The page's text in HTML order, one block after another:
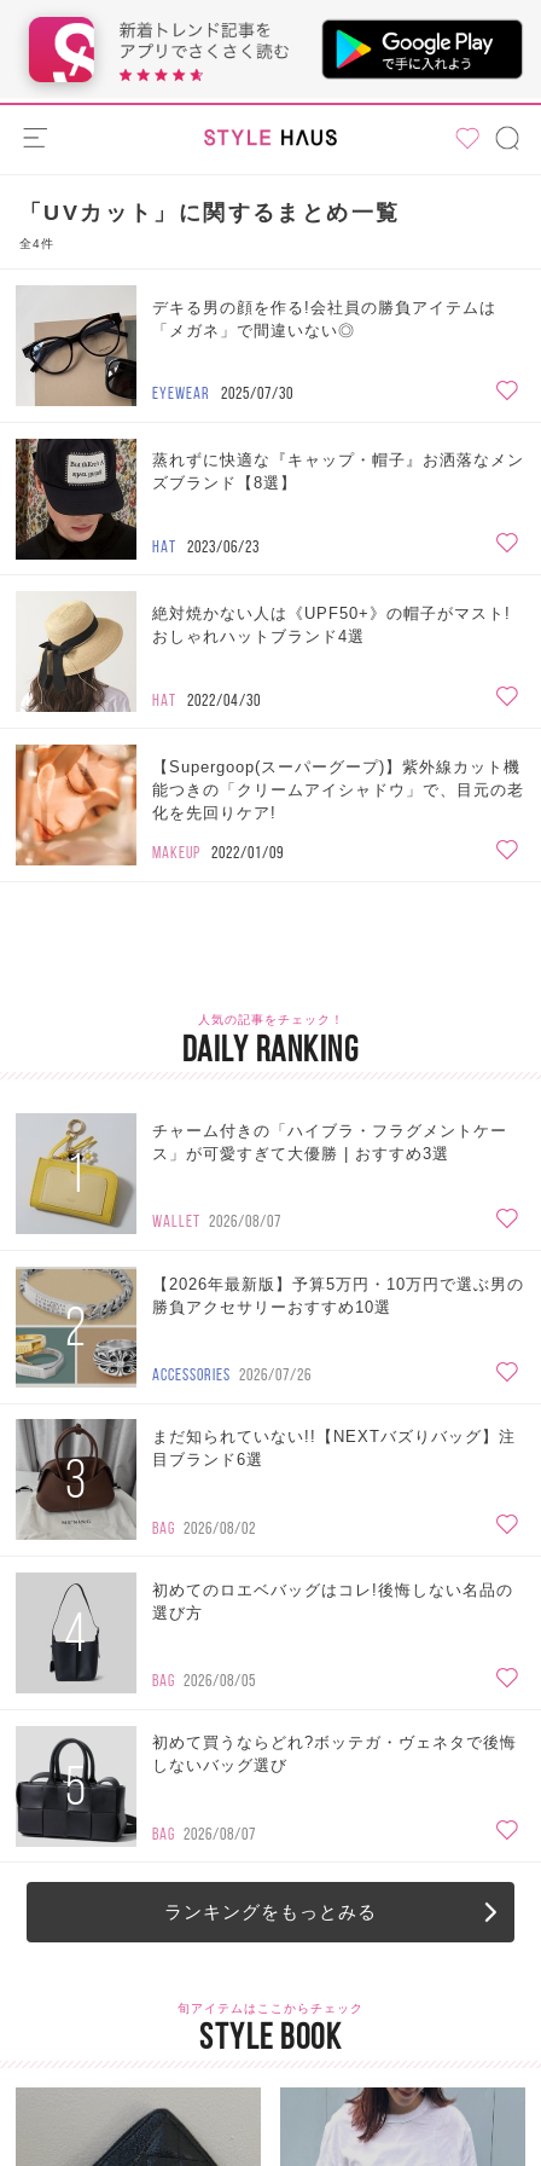
「UVカット」に関するまとめ一覧
全4件
デキる男の顔を作る!会社員の勝負アイテムは
「メガネ」で間違いない◎
EYEWEAR 2025/07/30
蒸れずに快適な『キャップ・帽子』お洒落なメン
ズブランド【8選】
HAT 2023/06/23
絶対焼かない人は《UPF50+》の帽子がマスト!
おしゃれハットブランド4選
HAT 2022/04/30
【Supergoop(スーパーグープ)】紫外線カット機
能つきの「クリームアイシャドウ」で、目元の老
化を先回りケア!
MAKEUP 2022/01/09
人気の記事をチェック！
DAILY RANKING
1
チャーム付きの「ハイブラ・フラグメントケー
ス」が可愛すぎて大優勝 | おすすめ3選
WALLET 2026/08/07
2
【2026年最新版】予算5万円・10万円で選ぶ男の
勝負アクセサリーおすすめ10選
ACCESSORIES 2026/07/26
3
まだ知られていない!!【NEXTバズりバッグ】注
目ブランド6選
BAG 2026/08/02
4
初めてのロエベバッグはコレ!後悔しない名品の
選び方
BAG 2026/08/05
5
初めて買うならどれ?ボッテガ・ヴェネタで後悔
しないバッグ選び
BAG 2026/08/07
ランキングをもっとみる
旬アイテムはここからチェック
STYLE BOOK